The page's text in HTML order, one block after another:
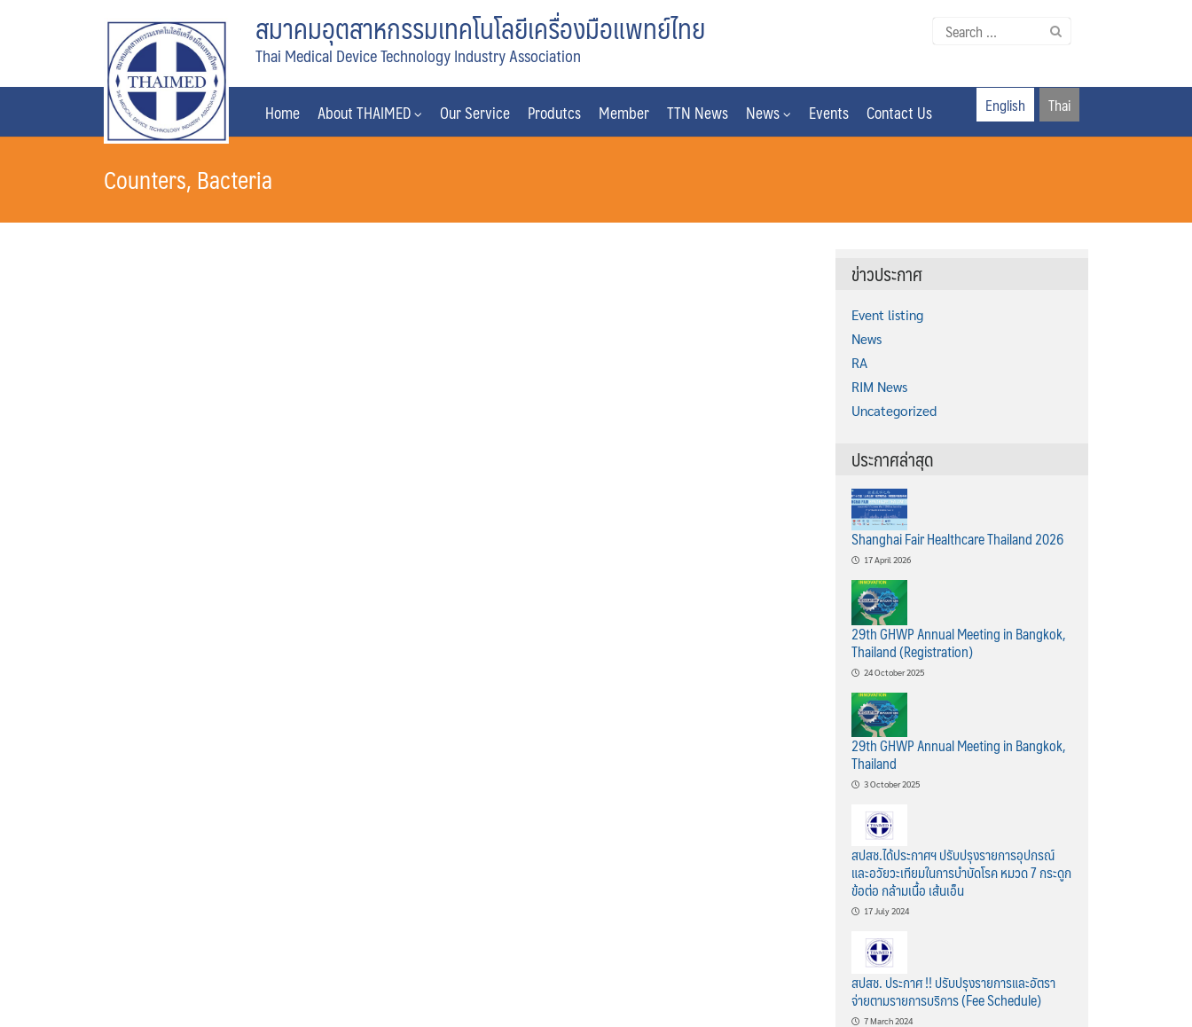
สมาคมอุตสาหกรรมเทคโนโลยีเครื่องมือแพทย์ไทย
Thai Medical Device Technology Industry Association
Search
Home About THAIMED Our Service Produtcs Member TTN News News Events Contact Us English Thai
Counters, Bacteria
ข่าวประกาศ
Event listing
News
RA
RIM News
Uncategorized
ประกาศล่าสุด
Shanghai Fair Healthcare Thailand 2026
17 April 2026
29th GHWP Annual Meeting in Bangkok,
Thailand (Registration)
24 October 2025
29th GHWP Annual Meeting in Bangkok,
Thailand
3 October 2025
สปสช.ได้ประกาศฯ ปรับปรุงรายการอุปกรณ์
และอวัยวะเทียมในการบำบัดโรค หมวด 7 กระดูก
ข้อต่อ กล้ามเนื้อ เส้นเอ็น
17 July 2024
สปสช. ประกาศ !! ปรับปรุงรายการและอัตรา
จ่ายตามรายการบริการ (Fee Schedule)
7 March 2024